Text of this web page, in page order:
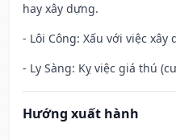
hay xây dựng.
- Lôi Công: Xấu với việc xây
- Ly Sàng: Kỵ việc giá thú
Hướng xuất hành